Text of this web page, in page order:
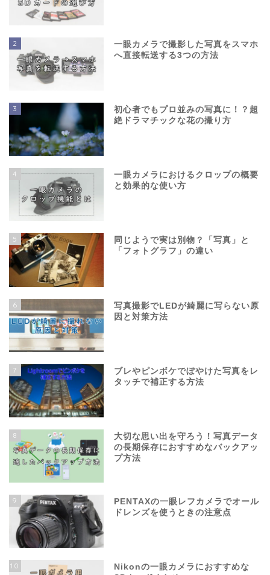
2
一眼カメラで撮影した写真をスマホ
へ直接転送する3つの方法
3
初心者でもプロ並みの写真に！？超
絶ドラマチックな花の撮り方
4
一眼カメラにおけるクロップの概要
と効果的な使い方
5
同じようで実は別物？「写真」と
「フォトグラフ」の違い
6
写真撮影でLEDが綺麗に写らない原
因と対策方法
7
ブレやピンボケでぼやけた写真をレ
タッチで補正する方法
8
大切な思い出を守ろう！写真データ
の長期保存におすすめなバックアッ
プ方法
9
PENTAXの一眼レフカメラでオール
ドレンズを使うときの注意点
10
Nikonの一眼カメラにおすすめな